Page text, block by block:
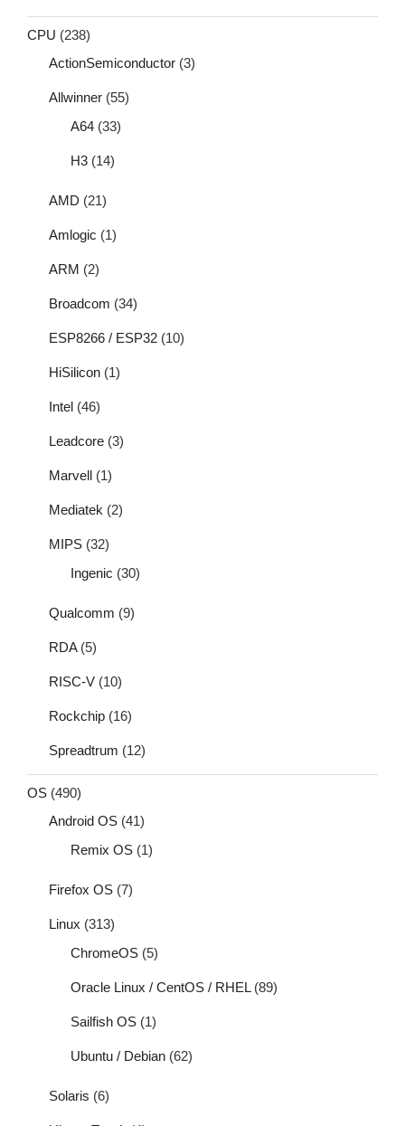
CPU (238)
ActionSemiconductor (3)
Allwinner (55)
A64 (33)
H3 (14)
AMD (21)
Amlogic (1)
ARM (2)
Broadcom (34)
ESP8266 / ESP32 (10)
HiSilicon (1)
Intel (46)
Leadcore (3)
Marvell (1)
Mediatek (2)
MIPS (32)
Ingenic (30)
Qualcomm (9)
RDA(5)
RISC-V (10)
Rockchip (16)
Spreadtrum (12)
OS (490)
Android OS (41)
Remix OS (1)
Firefox OS (7)
Linux (313)
ChromeOS (5)
Oracle Linux / CentOS / RHEL(89)
Sailfish OS (1)
Ubuntu / Debian (62)
Solaris (6)